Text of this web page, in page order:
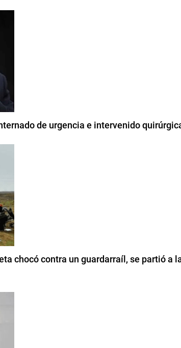
de urgencia e intervenido
chocó contra un guardarraíl, se partió a